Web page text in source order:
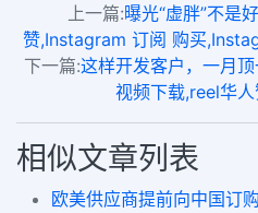
上一篇:曝光“虚胖”不是
赞,Instagram 订阅 购买
下一篇:这样开发客户，一月
视频下载,reel华
相似文章列表
欧美供应商提前向中国订